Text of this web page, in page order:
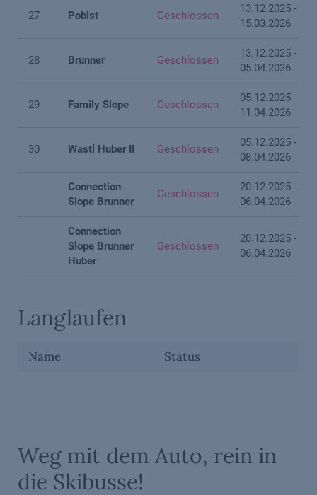
27 Pobist Geschlossen
13.12.2025 -
15.03.2026
28 Brunner Geschlossen
13.12.2025 -
05.04.2026
29 Family Slope Geschlossen
05.12.2025 -
11.04.2026
30 Wastl Huber II Geschlossen
05.12.2025 -
08.04.2026
Connection
Slope Brunner
Geschlossen
20.12.2025 -
06.04.2026
Connection
Slope Brunner
Huber
Geschlossen
20.12.2025 -
06.04.2026
Langlaufen
Name Status
Weg mit dem Auto, rein in
die Skibusse!